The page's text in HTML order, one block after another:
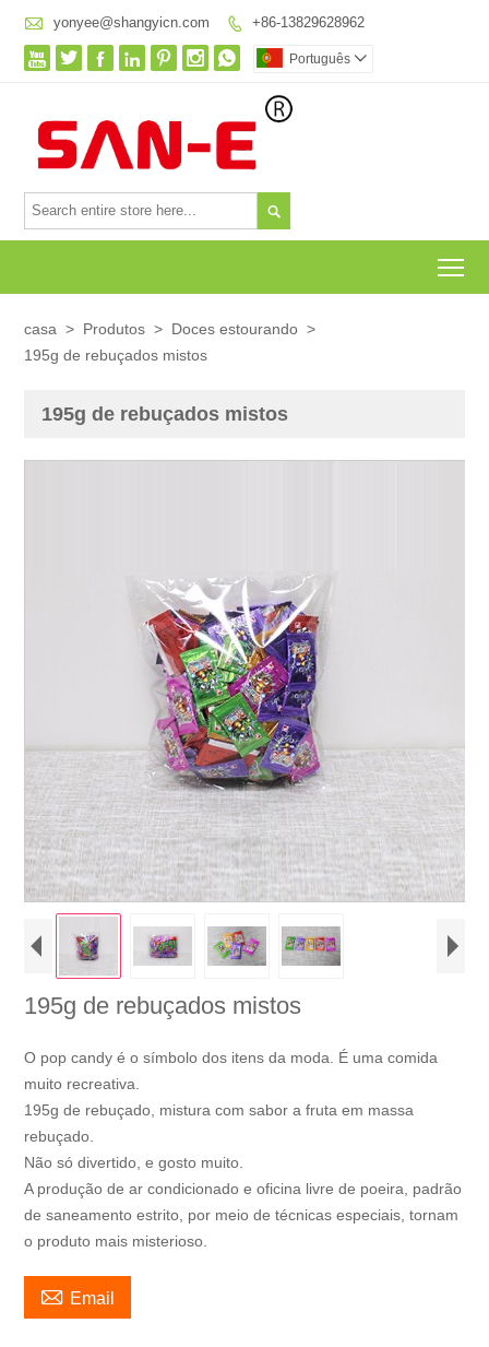
 yonyee@shangyicn.com  +86-13829628962
       Português 

casa > Produtos > Doces estourando >
195g de rebuçados mistos
195g de rebuçados mistos
195g de rebuçados mistos
O pop candy é o símbolo dos itens da moda. É uma comida
muito recreativa.
195g de rebuçado, mistura com sabor a fruta em massa
rebuçado.
Não só divertido, e gosto muito.
A produção de ar condicionado e oficina livre de poeira, padrão
de saneamento estrito, por meio de técnicas especiais, tornam
o produto mais misterioso.
 Email